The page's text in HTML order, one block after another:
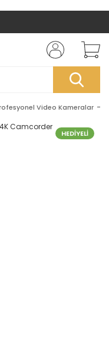
Video Kameralar
HEDİYELİ